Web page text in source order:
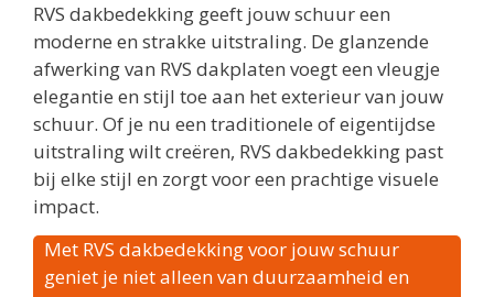
RVS dakbedekking geeft jouw schuur een
moderne en strakke uitstraling. De glanzende
afwerking van RVS dakplaten voegt een vleugje
elegantie en stijl toe aan het exterieur van jouw
schuur. Of je nu een traditionele of eigentijdse
uitstraling wilt creëren, RVS dakbedekking past
bij elke stijl en zorgt voor een prachtige visuele
impact.
Met RVS dakbedekking voor jouw schuur
geniet je niet alleen van duurzaamheid en